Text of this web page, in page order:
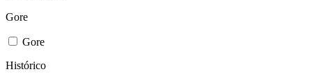
Gore
Gore
Histórico